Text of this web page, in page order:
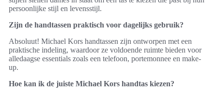
persoonlijke stijl en levensstijl.
Zijn de handtassen praktisch voor dagelijks gebruik?
Absoluut! Michael Kors handtassen zijn ontworpen met een
praktische indeling, waardoor ze voldoende ruimte bieden voor
alledaagse essentials zoals een telefoon, portemonnee en make-
up.
Hoe kan ik de juiste Michael Kors handtas kiezen?